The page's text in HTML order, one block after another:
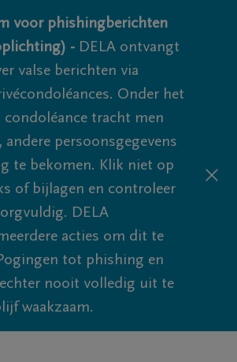
voor phishingberichten
- DELA ontvangt
valse berichten via
Onder het
condoléance tracht men
andere persoonsgegevens
te bekomen. Klik niet op
of bijlagen en controleer
DELA
acties om dit te
tot phishing en
nooit volledig uit te
waakzaam.